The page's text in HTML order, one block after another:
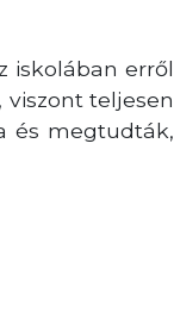
iskolában erről
teljesen
és megtudták,